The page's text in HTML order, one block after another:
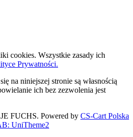
cookies. Wszystkie zasady ich
Prywatności.
na niniejszej stronie są własnością
ich bez zezwolenia jest
FUCHS. Powered by CS-Cart Polska
UniTheme2